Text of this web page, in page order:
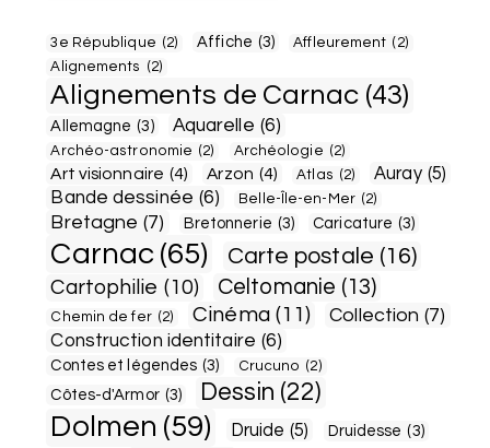
3e République (2) Affiche (3) Affleurement (2)
Alignements (2)
Alignements de Carnac (43)
Allemagne (3) Aquarelle (6)
Archéo-astronomie (2) Archéologie (2)
Art visionnaire (4) Arzon (4) Atlas (2) Auray (5)
Bande dessinée (6) Belle-Île-en-Mer (2)
Bretagne (7) Bretonnerie (3) Caricature (3)
Carnac (65) Carte postale (16)
Cartophilie (10) Celtomanie (13)
Chemin de fer (2) Cinéma (11) Collection (7)
Construction identitaire (6)
Contes et légendes (3) Crucuno (2)
Côtes-d'Armor (3) Dessin (22)
Dolmen (59) Druide (5) Druidesse (3)